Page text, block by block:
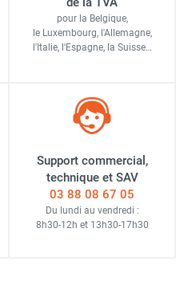
pour la Belgique,
le Luxembourg, l'Allemagne,
l'Italie, l'Espagne, la Suisse…
Support commercial,
technique et SAV
03 88 08 67 05
Du lundi au vendredi :
8h30-12h et 13h30-17h30